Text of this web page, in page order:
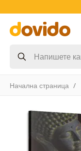
Начална страница